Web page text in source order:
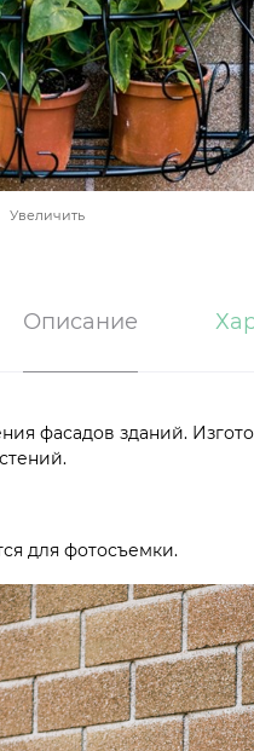
Увеличить
Описание
фасадов зданий.
для фотосъемки.